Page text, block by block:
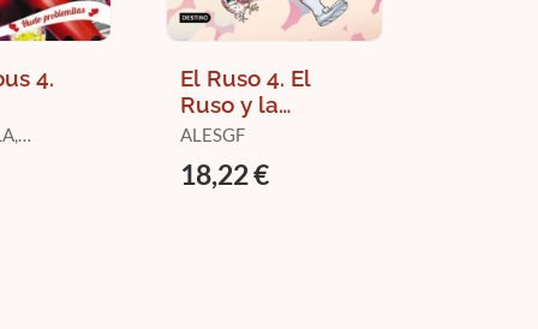
4.
El Ruso 4. El
Ruso y la
Escuela de
Magia
ALESGF
18,22 €